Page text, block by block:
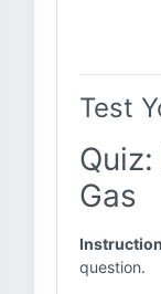
Test
Gas
question.